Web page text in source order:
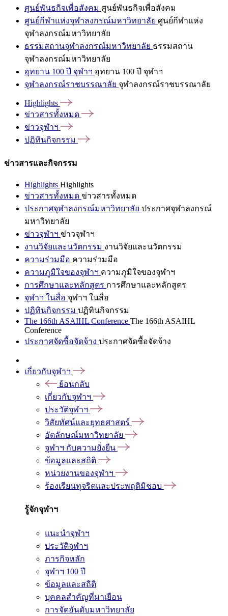
ศูนย์พันธกิจเพื่อสังคม ศูนย์พันธกิจเพื่อสังคม
ศูนย์กีฬาแห่งจุฬาลงกรณ์มหาวิทยาลัย ศูนย์กีฬาแห่ง
จุฬาลงกรณ์มหาวิทยาลัย
ธรรมสถานจุฬาลงกรณ์มหาวิทยาลัย ธรรมสถาน
จุฬาลงกรณ์มหาวิทยาลัย
อุทยาน 100 ปี จุฬาฯ อุทยาน 100 ปี จุฬาฯ
จุฬาลงกรณ์ราชบรรณาลัย จุฬาลงกรณ์ราชบรรณาลัย
Highlights
ข่าวสารทั้งหมด
ข่าวจุฬาฯ
ปฏิทินกิจกรรม
ข่าวสารและกิจกรรม
Highlights Highlights
ข่าวสารทั้งหมด ข่าวสารทั้งหมด
ประกาศจุฬาลงกรณ์มหาวิทยาลัย ประกาศจุฬาลงกรณ์
มหาวิทยาลัย
ข่าวจุฬาฯ ข่าวจุฬาฯ
งานวิจัยและนวัตกรรม งานวิจัยและนวัตกรรม
ความร่วมมือ ความร่วมมือ
ความภูมิใจของจุฬาฯ ความภูมิใจของจุฬาฯ
การศึกษาและหลักสูตร การศึกษาและหลักสูตร
จุฬาฯ ในสื่อ จุฬาฯ ในสื่อ
ปฏิทินกิจกรรม ปฏิทินกิจกรรม
The 166th ASAIHL Conference The 166th ASAIHL
Conference
ประกาศจัดซื้อจัดจ้าง ประกาศจัดซื้อจัดจ้าง
เกี่ยวกับจุฬาฯ
ย้อนกลับ
เกี่ยวกับจุฬาฯ
ประวัติจุฬาฯ
วิสัยทัศน์และยุทธศาสตร์
อัตลักษณ์มหาวิทยาลัย
จุฬาฯ กับความยั่งยืน
ข้อมูลและสถิติ
หน่วยงานของจุฬาฯ
ร้องเรียนทุจริตและประพฤติมิชอบ
รู้จักจุฬาฯ
แนะนำจุฬาฯ
ประวัติจุฬาฯ
ภารกิจหลัก
จุฬาฯ 100 ปี
ข้อมูลและสถิติ
บุคคลสำคัญที่มาเยือน
การจัดอันดับมหาวิทยาลัย